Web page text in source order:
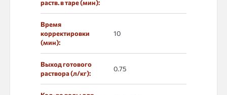
раств. в таре (мин):
Время
корректировки
(мин):
10
Выход готового
раствора (л/кг):
0.75